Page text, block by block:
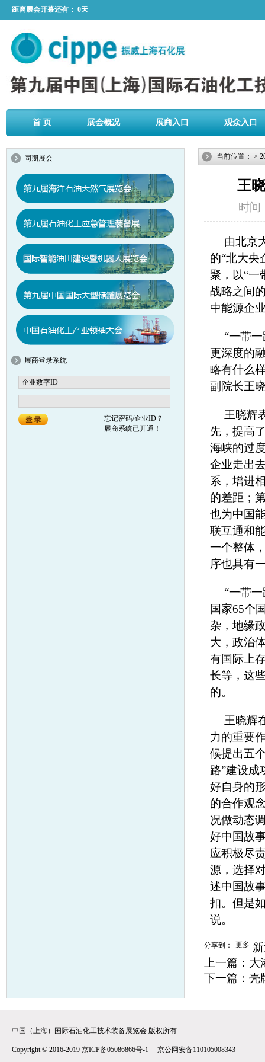
距离展会开幕还有： 0天
首 页 展会概况 展商入口 观众入口
同期展会
展商登录系统
忘记密码/企业ID？
展商系统已开通！
当前位置： >
王
时间
由北京
的“北大央
聚，以“一
战略之间
中能源企
“一带
更深度的
略有什么
副院长王
王晓辉
先，提高
海峡的过
企业走出
系，增进
的差距；
也为中国
联互通和
一个整体
序也具有
“一带
国家65个
杂，地缘
大，政治
有国际上
长等，这
的。
王晓辉
力的重要
候提出五
路”建设成
好自身的
的合作观
况做动态
好中国故
应积极尽
源，选择
述中国故
扣。但是
说。
分享到： 更多
上一篇： 大
下一篇： 壳
中国（上海）国际石油化工技术装备展览会 版权所有
Copyright © 2016-2019 京ICP备05086866号-1 京公网安备110105008343